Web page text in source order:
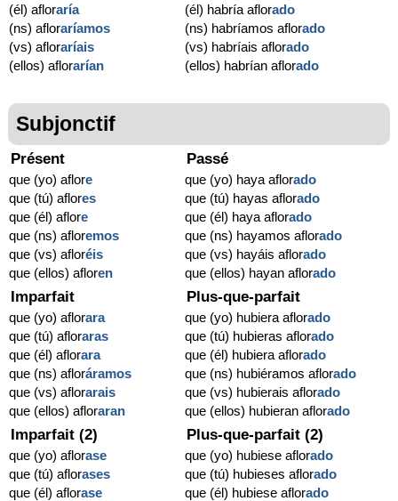
(él) afloraría
(ns) afloraríamos
(vs) afloraríais
(ellos) aflorarían
(él) habría aflorado
(ns) habríamos aflorado
(vs) habríais aflorado
(ellos) habrían aflorado
Subjonctif
Présent
que (yo) aflore
que (tú) aflores
que (él) aflore
que (ns) afloremos
que (vs) afloréis
que (ellos) afloren
Passé
que (yo) haya aflorado
que (tú) hayas aflorado
que (él) haya aflorado
que (ns) hayamos aflorado
que (vs) hayáis aflorado
que (ellos) hayan aflorado
Imparfait
que (yo) aflorara
que (tú) afloraras
que (él) aflorara
que (ns) afloráramos
que (vs) aflorarais
que (ellos) afloraran
Plus-que-parfait
que (yo) hubiera aflorado
que (tú) hubieras aflorado
que (él) hubiera aflorado
que (ns) hubiéramos aflorado
que (vs) hubierais aflorado
que (ellos) hubieran aflorado
Imparfait (2)
que (yo) aflorase
que (tú) aflorases
que (él) aflorase
Plus-que-parfait (2)
que (yo) hubiese aflorado
que (tú) hubieses aflorado
que (él) hubiese aflorado